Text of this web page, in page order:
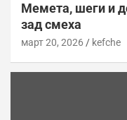
Мемета, шеги и
зад смеха
март 20, 2026 kefche